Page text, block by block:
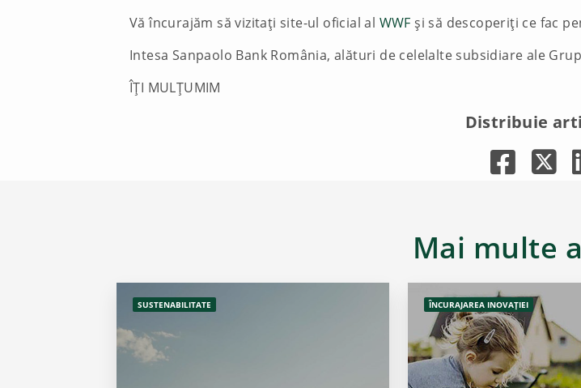
Vă încurajăm să vizitați site-ul oficial al WWF și să descoperiți ce fac
Intesa Sanpaolo Bank România, alături de celelalte subsidiare ale
ÎȚI MULȚUMIM
Distribuie
Mai multe
SUSTENABILITATE ÎNCURAJAREA INOVAȚIEI